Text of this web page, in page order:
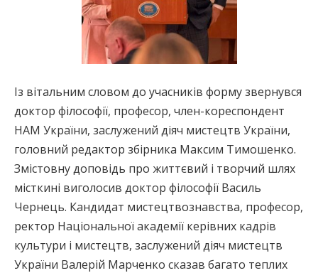
Із вітальним словом до учасників форму звернувся
доктор філософії, професор, член-кореспондент
НАМ України, заслужений діяч мистецтв України,
головний редактор збірника Максим Тимошенко.
Змістовну доповідь про життєвий і творчий шлях
місткині виголосив доктор філософії Василь
Чернець. Кандидат мистецтвознавства, професор,
ректор Національної академії керівних кадрів
культури і мистецтв, заслужений діяч мистецтв
України Валерій Марченко сказав багато теплих